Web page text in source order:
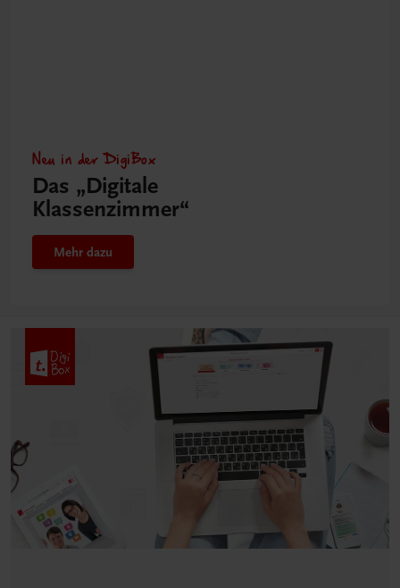
Neu in der DigiBox
Das „Digitale
Klassenzimmer“
Mehr dazu